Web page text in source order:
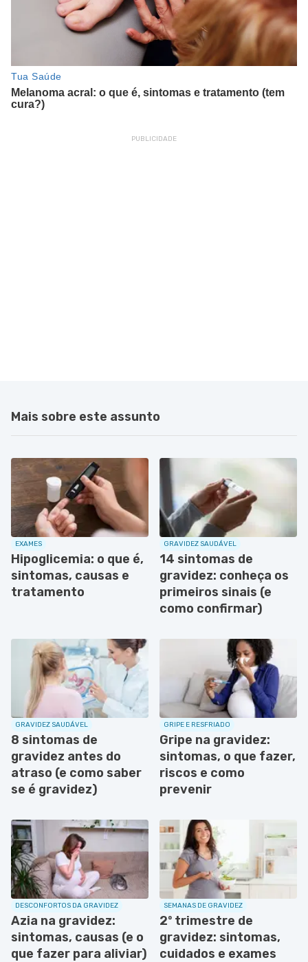
Mais sobre este assunto
EXAMES
Hipoglicemia: o que é,
sintomas, causas e
tratamento
GRAVIDEZ SAUDÁVEL
14 sintomas de
gravidez: conheça os
primeiros sinais (e
como confirmar)
GRAVIDEZ SAUDÁVEL
8 sintomas de
gravidez antes do
atraso (e como saber
se é gravidez)
GRIPE E RESFRIADO
Gripe na gravidez:
sintomas, o que fazer,
riscos e como
prevenir
DESCONFORTOS DA GRAVIDEZ
Azia na gravidez:
sintomas, causas (e o
que fazer para aliviar)
SEMANAS DE GRAVIDEZ
2º trimestre de
gravidez: sintomas,
cuidados e exames